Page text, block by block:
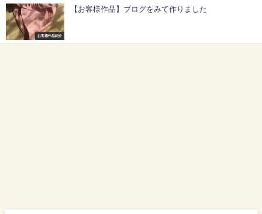
お客様作品紹介
【お客様作品】ブログをみて作りました